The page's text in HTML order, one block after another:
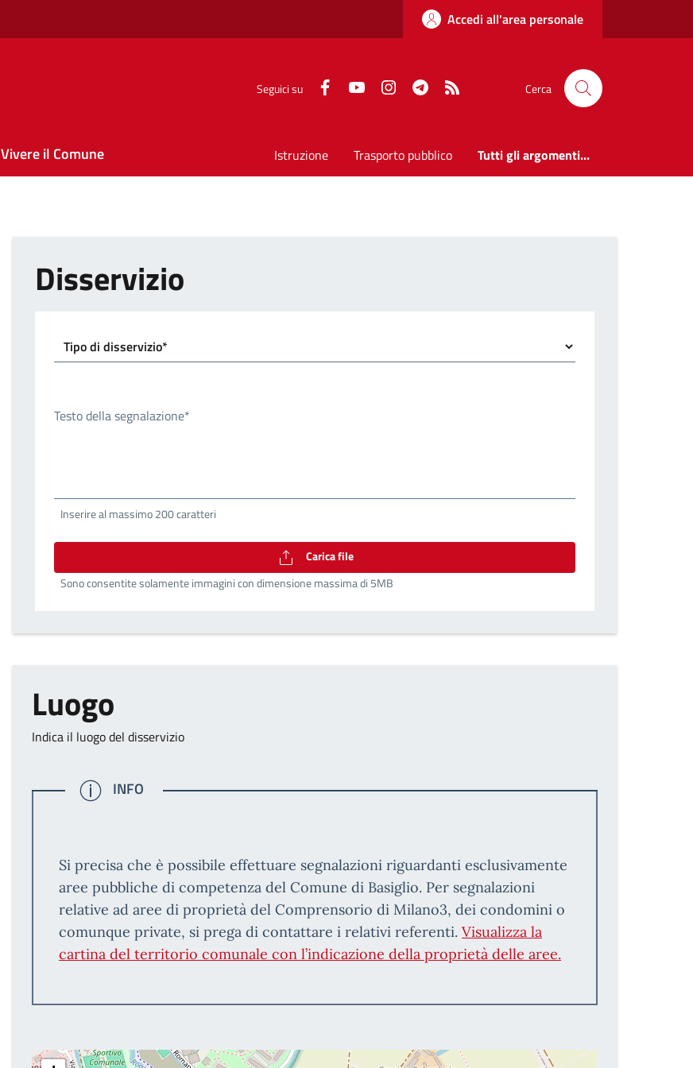
Accedi all'area personale
Seguici su FaceboookYoutubeInstagramTelegram Cerca
Vivere il Comune Istruzione Trasporto pubblico Tutti gli argomenti...
Disservizio
Testo della segnalazione*
Inserire al massimo 200 caratteri
Carica file
Sono consentite solamente immagini con dimensione massima di 5MB
Luogo
Indica il luogo del disservizio
INFO
INFO
Si precisa che è possibile effettuare segnalazioni riguardanti esclusivamente
aree pubbliche di competenza del Comune di Basiglio. Per segnalazioni
relative ad aree di proprietà del Comprensorio di Milano3, dei condomini o
comunque private, si prega di contattare i relativi referenti. Visualizza la
cartina del territorio comunale con l’indicazione della proprietà delle aree.